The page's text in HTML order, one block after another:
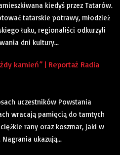
kiedyś przez Tatarów.
tatarskie potrawy, młodzież
łuku, regionaliści odkurzyli
dni kultury...
kamień” | Reportaż Radia
uczestników Powstania
wracają pamięcią do tamtych
rany oraz koszmar, jaki w
ukazują...